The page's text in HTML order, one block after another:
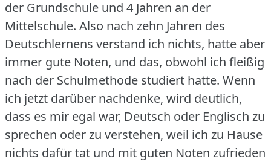
der Grundschule und 4 Jahren an der
Mittelschule. Also nach zehn Jahren des
Deutschlernens verstand ich nichts, hatte aber
immer gute Noten, und das, obwohl ich fleißig
nach der Schulmethode studiert hatte. Wenn
ich jetzt darüber nachdenke, wird deutlich,
dass es mir egal war, Deutsch oder Englisch zu
sprechen oder zu verstehen, weil ich zu Hause
nichts dafür tat und mit guten Noten zufrieden